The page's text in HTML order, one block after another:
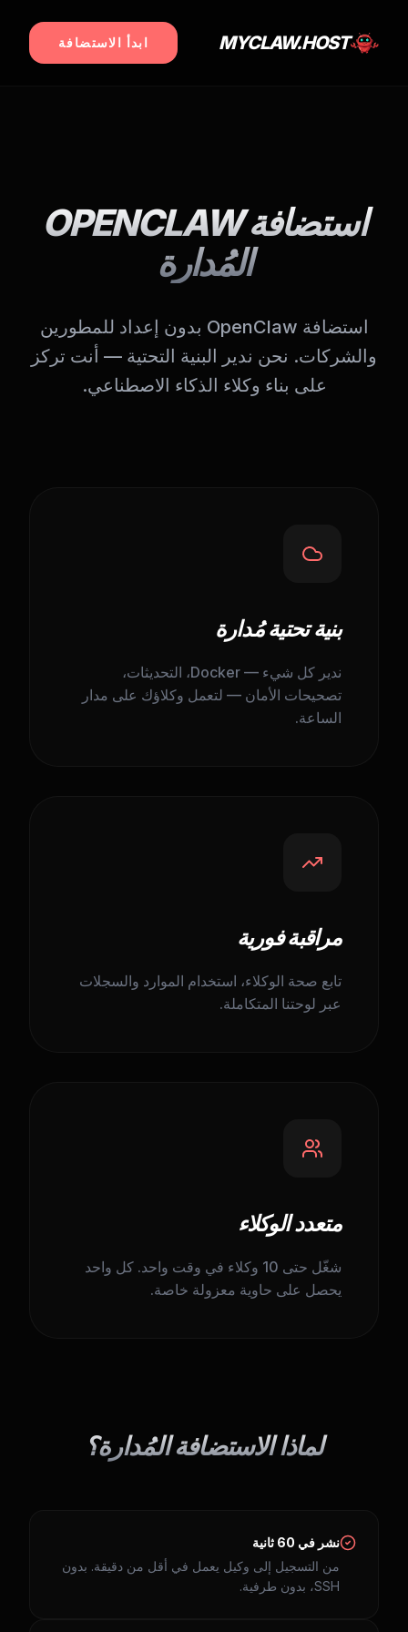
MYCLAW.HOST ابدأ الاستضافة
استضافة OPENCLAW
المُدارة
استضافة OpenClaw بدون إعداد للمطورين
والشركات. نحن ندير البنية التحتية — أنت تركز
على بناء وكلاء الذكاء الاصطناعي.
بنية تحتية مُدارة
ندير كل شيء — Docker، التحديثات،
تصحيحات الأمان — لتعمل وكلاؤك على مدار
الساعة.
مراقبة فورية
تابع صحة الوكلاء، استخدام الموارد والسجلات
عبر لوحتنا المتكاملة.
متعدد الوكلاء
شغّل حتى 10 وكلاء في وقت واحد. كل واحد
يحصل على حاوية معزولة خاصة.
لماذا الاستضافة المُدارة؟
نشر في 60 ثانية
من التسجيل إلى وكيل يعمل في أقل من دقيقة. بدون
SSH، بدون طرفية.